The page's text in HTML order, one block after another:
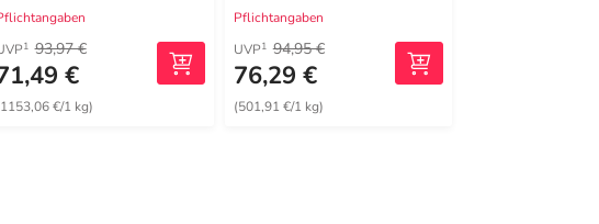
1 93,97 €
€
€/1 kg)
Pflichtangaben
UVP1 94,95 €
76,29 €
(501,91 €/1 kg)